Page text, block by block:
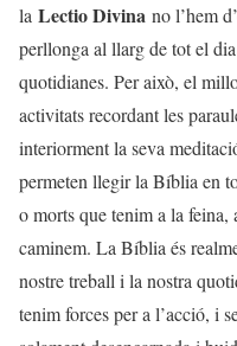
la Lectio Divina no l’hem
perllonga al llarg de tot el
quotidianes. Per això, el
activitats recordant les
interiorment la seva
permeten llegir la Bíblia en
o morts que tenim a la feina,
caminem. La Bíblia és
nostre treball i la nostra
tenim forces per a l’acció, i